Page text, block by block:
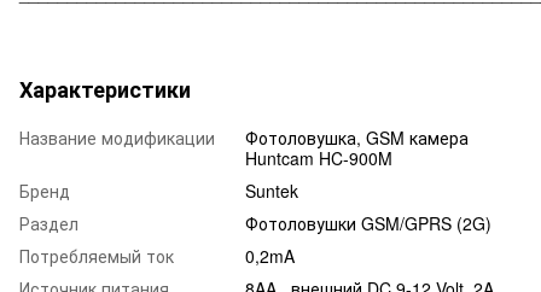
Характеристики
Название модификации
Фотоловушка, GSM камера
Huntcam HC-900M
Бренд
Suntek
Раздел
Фотоловушки GSM/GPRS (2G)
Потребляемый ток
0,2mA